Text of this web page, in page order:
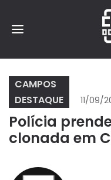
CAMPOS
DESTAQUE
11/09/
Polícia
clonada em